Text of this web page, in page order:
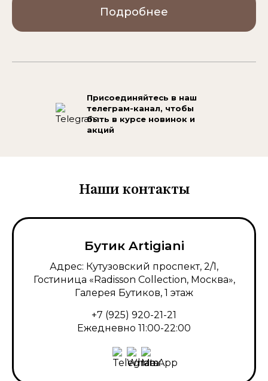
Подробнее
Присоединяйтесь в наш
телеграм-канал, чтобы
быть в курсе новинок и
акций
Наши контакты
Бутик Artigiani
Адрес: Кутузовский проспект, 2/1,
Гостиница «Radisson Collection, Москва»,
Галерея Бутиков, 1 этаж
+7 (925) 920-21-21
Ежедневно 11:00-22:00